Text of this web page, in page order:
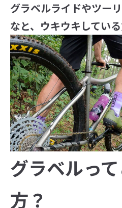
グラベルライドやツー
なと、ウキウキしてい
グラベルっ
方？